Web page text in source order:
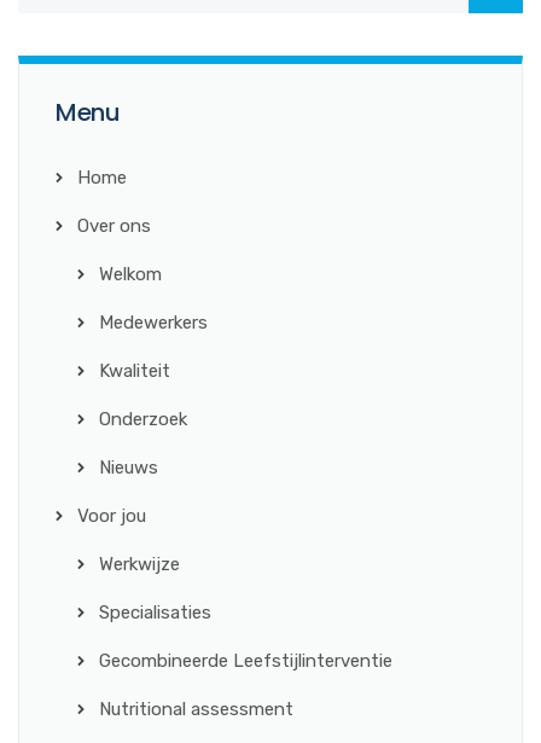
Menu
Home
Over ons
Welkom
Medewerkers
Kwaliteit
Onderzoek
Nieuws
Voor jou
Werkwijze
Specialisaties
Gecombineerde Leefstijlinterventie
Nutritional assessment